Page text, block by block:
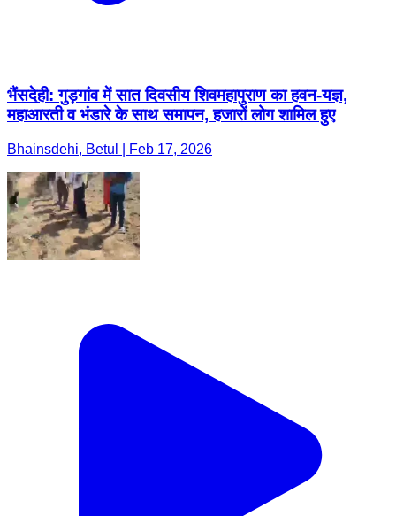
भैंसदेही: गुड़गांव में सात दिवसीय शिवमहापुराण का हवन-यज्ञ,
महाआरती व भंडारे के साथ समापन, हजारों लोग शामिल हुए
Bhainsdehi, Betul | Feb 17, 2026